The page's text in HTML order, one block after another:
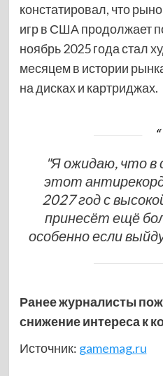
констатировал, что
игр в США продолжает
ноябрь 2025 года стал
месяцем в истории
на дисках и картриджах.
"Я ожидаю, что в
этот
2027 год с
принесёт ещё
особенно если
Ранее журналисты
снижение интереса к
Источник: gamemag.ru